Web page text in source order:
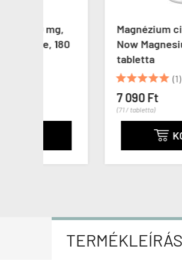
Magnézium citrát 200
Now Magnesium Citrate,
(1)
KOSÁRBA
TERMÉKLEÍRÁS